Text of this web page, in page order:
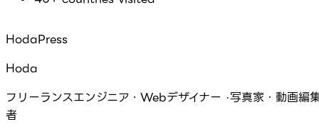
HodaPress
Hoda
フリーランスエンジニア・Webデザイナー ·写真家・動画編
者